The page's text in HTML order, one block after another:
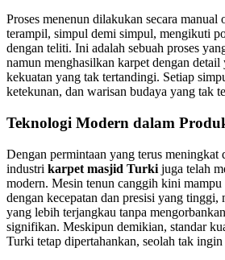
Proses menenun dilakukan secara manual
terampil, simpul demi simpul, mengikuti
dengan teliti. Ini adalah sebuah proses
namun menghasilkan karpet dengan detail
kekuatan yang tak tertandingi. Setiap
ketekunan, dan warisan budaya yang tak
Teknologi Modern dalam
Dengan permintaan yang terus meningkat
industri karpet masjid Turki juga telah
modern. Mesin tenun canggih kini
dengan kecepatan dan presisi yang tinggi,
yang lebih terjangkau tanpa
signifikan. Meskipun demikian, standar
Turki tetap dipertahankan, seolah tak